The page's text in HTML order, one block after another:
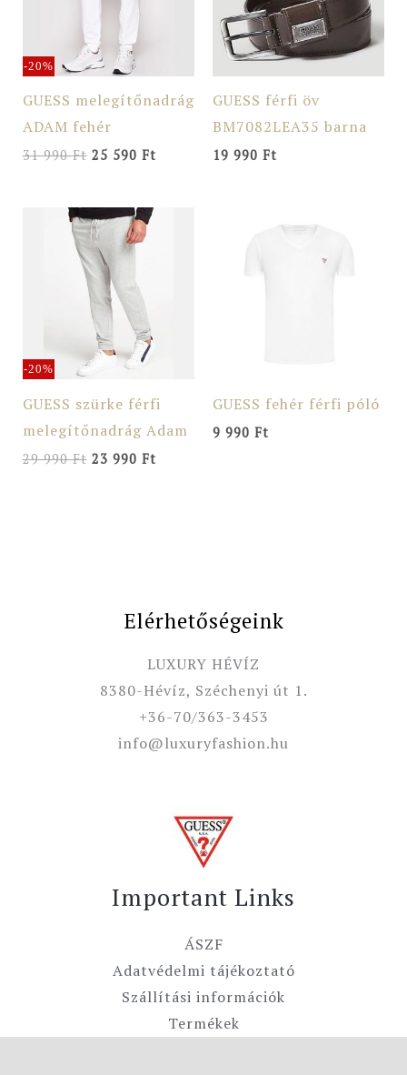
-20%
GUESS melegítőnadrág
ADAM fehér
31 990Ft 25 590 Ft
GUESS férfi öv
BM7082LEA35 barna
19 990 Ft
-20%
GUESS szürke férfi
melegítőnadrág Adam
29 990Ft
Original
price
was:
29
990 Ft.
23 990 Ft
GUESS fehér férfi póló
9 990 Ft
Elérhetőségeink
LUXURY HÉVÍZ
8380-Hévíz, Széchenyi út 1.
+36-70/363-3453
info@luxuryfashion.hu
Important Links
ÁSZF
Adatvédelmi tájékoztató
Szállítási információk
Termékek